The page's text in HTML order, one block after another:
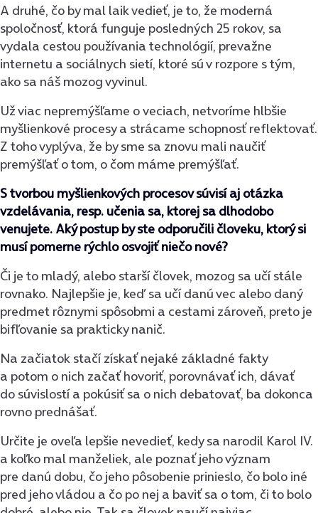
A druhé, čo by mal laik vedieť, je to, že moderná
spoločnosť, ktorá funguje posledných 25 rokov, sa
vydala cestou používania technológií, prevažne
internetu a sociálnych sietí, ktoré sú v rozpore s tým,
ako sa náš mozog vyvinul.
Už viac nepremýšľame o veciach, netvoríme hlbšie
myšlienkové procesy a strácame schopnosť reflektovať.
Z toho vyplýva, že by sme sa znovu mali naučiť
premýšľať o tom, o čom máme premýšľať.
S tvorbou myšlienkových procesov súvisí aj otázka
vzdelávania, resp. učenia sa, ktorej sa dlhodobo
venujete. Aký postup by ste odporučili človeku, ktorý si
musí pomerne rýchlo osvojiť niečo nové?
Či je to mladý, alebo starší človek, mozog sa učí stále
rovnako. Najlepšie je, keď sa učí danú vec alebo daný
predmet rôznymi spôsobmi a cestami zároveň, preto je
bifľovanie sa prakticky nanič.
Na začiatok stačí získať nejaké základné fakty
a potom o nich začať hovoriť, porovnávať ich, dávať
do súvislostí a pokúsiť sa o nich debatovať, ba dokonca
rovno prednášať.
Určite je oveľa lepšie nevedieť, kedy sa narodil Karol IV.
a koľko mal manželiek, ale poznať jeho význam
pre danú dobu, čo jeho pôsobenie prinieslo, čo bolo iné
pred jeho vládou a čo po nej a baviť sa o tom, či to bolo